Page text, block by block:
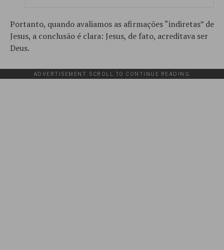
Portanto, quando avaliamos as afirmações “indiretas” de
Jesus, a conclusão é clara: Jesus, de fato, acreditava ser
Deus.
ADVERTISEMENT. SCROLL TO CONTINUE READING.